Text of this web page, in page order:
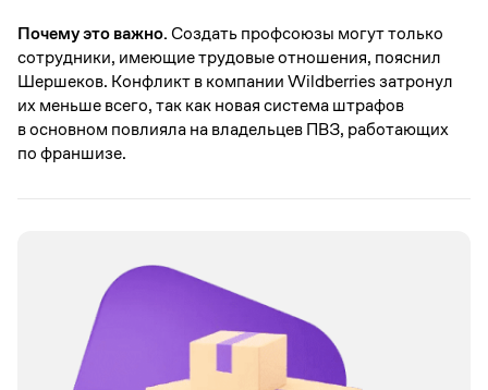
Почему это важно.Создать профсоюзы могут только
сотрудники, имеющие трудовые отношения, пояснил
Шершеков. Конфликт в компании Wildberries затронул
их меньше всего, так как новая система штрафов
в основном повлияла на владельцев ПВЗ, работающих
по франшизе.